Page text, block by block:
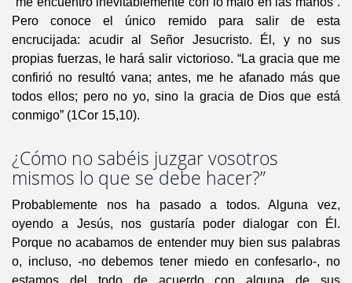
Pero conoce el único remido para salir de esta
encrucijada: acudir al Señor Jesucristo. Él, y no sus
propias fuerzas, le hará salir victorioso. “La gracia que me
confirió no resultó vana; antes, me he afanado más que
todos ellos; pero no yo, sino la gracia de Dios que está
conmigo” (1Cor 15,10).
¿Cómo no sabéis juzgar vosotros
mismos lo que se debe hacer?”
Probablemente nos ha pasado a todos. Alguna vez,
oyendo a Jesús, nos gustaría poder dialogar con Él.
Porque no acabamos de entender muy bien sus palabras
o, incluso, -no debemos tener miedo en confesarlo-, no